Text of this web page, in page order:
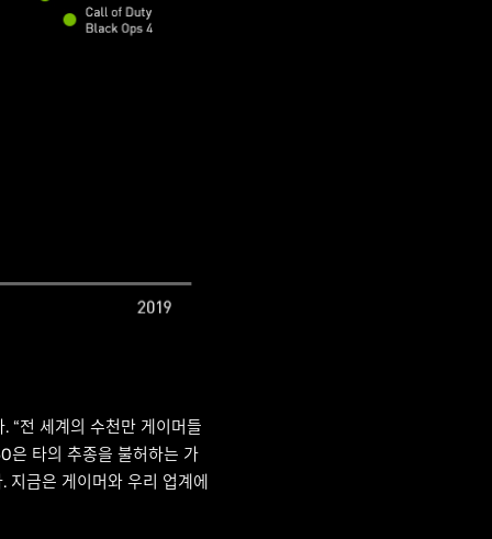
“전 세계의 수천만 게이머들
은 타의 추종을 불허하는 가
지금은 게이머와 우리 업계에